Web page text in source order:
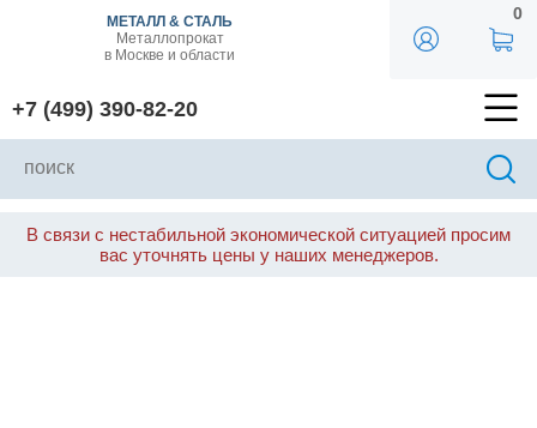
МЕТАЛЛ & СТАЛЬ
Металлопрокат
в Москве и области
+7 (499) 390-82-20
0
В связи с нестабильной экономической ситуацией просим
вас уточнять цены у наших менеджеров.